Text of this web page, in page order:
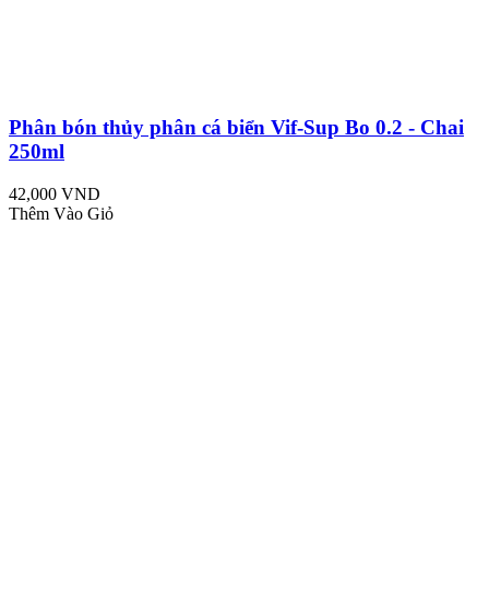
Phân bón thủy phân cá biển Vif-Sup Bo 0.2 - Chai
250ml
42,000 VND
Thêm Vào Giỏ